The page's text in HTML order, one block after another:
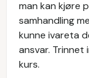
man kan kjøre
samhandling
kunne ivareta
ansvar. Trinnet
kurs.